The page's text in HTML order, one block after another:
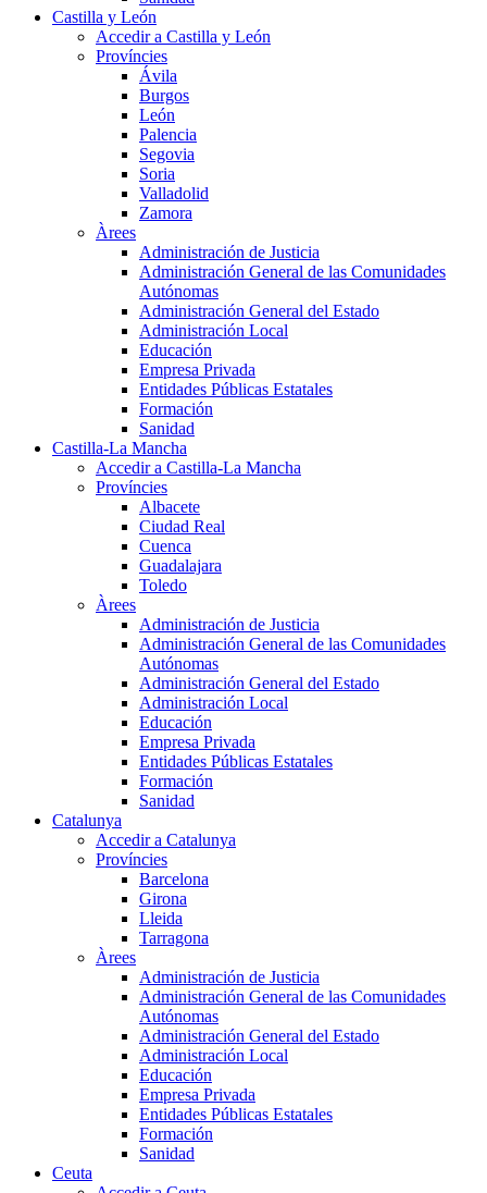
Castilla y León
Accedir a Castilla y León
Províncies
Ávila
Burgos
León
Palencia
Segovia
Soria
Valladolid
Zamora
Àrees
Administración de Justicia
Administración General de las Comunidades
Autónomas
Administración General del Estado
Administración Local
Educación
Empresa Privada
Entidades Públicas Estatales
Formación
Sanidad
Castilla-La Mancha
Accedir a Castilla-La Mancha
Províncies
Albacete
Ciudad Real
Cuenca
Guadalajara
Toledo
Àrees
Administración de Justicia
Administración General de las Comunidades
Autónomas
Administración General del Estado
Administración Local
Educación
Empresa Privada
Entidades Públicas Estatales
Formación
Sanidad
Catalunya
Accedir a Catalunya
Províncies
Barcelona
Girona
Lleida
Tarragona
Àrees
Administración de Justicia
Administración General de las Comunidades
Autónomas
Administración General del Estado
Administración Local
Educación
Empresa Privada
Entidades Públicas Estatales
Formación
Sanidad
Ceuta